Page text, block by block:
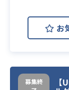
お
募集終